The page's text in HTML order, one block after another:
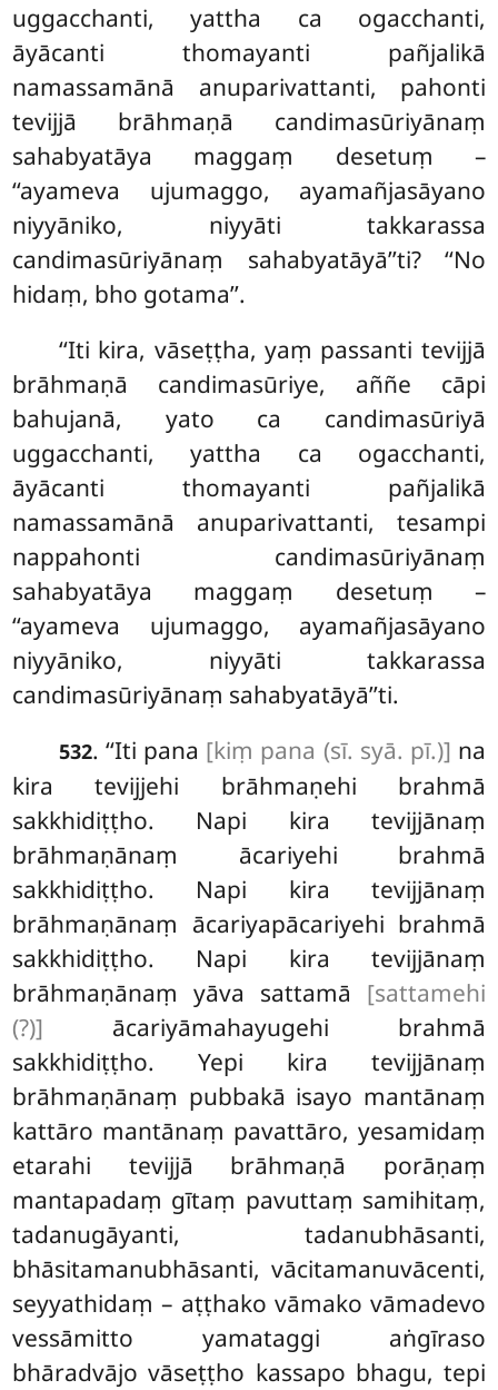
uggacchanti, yattha ca ogacchanti,
āyācanti thomayanti pañjalikā
namassamānā anuparivattanti, pahonti
tevijjā brāhmaṇā candimasūriyānaṃ
sahabyatāya maggaṃ desetuṃ –
‘‘ayameva ujumaggo, ayamañjasāyano
niyyāniko, niyyāti takkarassa
candimasūriyānaṃ sahabyatāyā’’ti? ‘‘No
hidaṃ, bho gotama’’.
‘‘Iti kira, vāseṭṭha, yaṃ passanti tevijjā
brāhmaṇā candimasūriye, aññe cāpi
bahujanā, yato ca candimasūriyā
uggacchanti, yattha ca ogacchanti,
āyācanti thomayanti pañjalikā
namassamānā anuparivattanti, tesampi
nappahonti candimasūriyānaṃ
sahabyatāya maggaṃ desetuṃ –
‘‘ayameva ujumaggo, ayamañjasāyano
niyyāniko, niyyāti takkarassa
candimasūriyānaṃ sahabyatāyā’’ti.
532. ‘‘Iti pana [kiṃ pana (sī. syā. pī.)] na
kira tevijjehi brāhmaṇehi brahmā
sakkhidiṭṭho. Napi kira tevijjānaṃ
brāhmaṇānaṃ ācariyehi brahmā
sakkhidiṭṭho. Napi kira tevijjānaṃ
brāhmaṇānaṃ ācariyapācariyehi brahmā
sakkhidiṭṭho. Napi kira tevijjānaṃ
brāhmaṇānaṃ yāva sattamā [sattamehi
(?)] ācariyāmahayugehi brahmā
sakkhidiṭṭho. Yepi kira tevijjānaṃ
brāhmaṇānaṃ pubbakā isayo mantānaṃ
kattāro mantānaṃ pavattāro, yesamidaṃ
etarahi tevijjā brāhmaṇā porāṇaṃ
mantapadaṃ gītaṃ pavuttaṃ samihitaṃ,
tadanugāyanti, tadanubhāsanti,
bhāsitamanubhāsanti, vācitamanuvācenti,
seyyathidaṃ – aṭṭhako vāmako vāmadevo
vessāmitto yamataggi aṅgīraso
bhāradvājo vāseṭṭho kassapo bhagu, tepi